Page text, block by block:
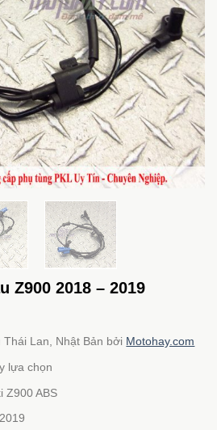
Z900 2018 – 2019
Lan, Nhật Bản bởi Motohay.com
lựa chọn
Z900 ABS